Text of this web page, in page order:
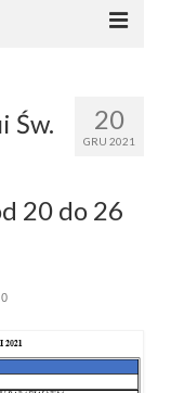
20
GRU 2021
Św.
20 do 26
0